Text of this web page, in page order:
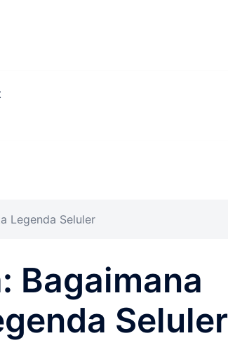
Legenda Seluler
Bagaimana
Seluler